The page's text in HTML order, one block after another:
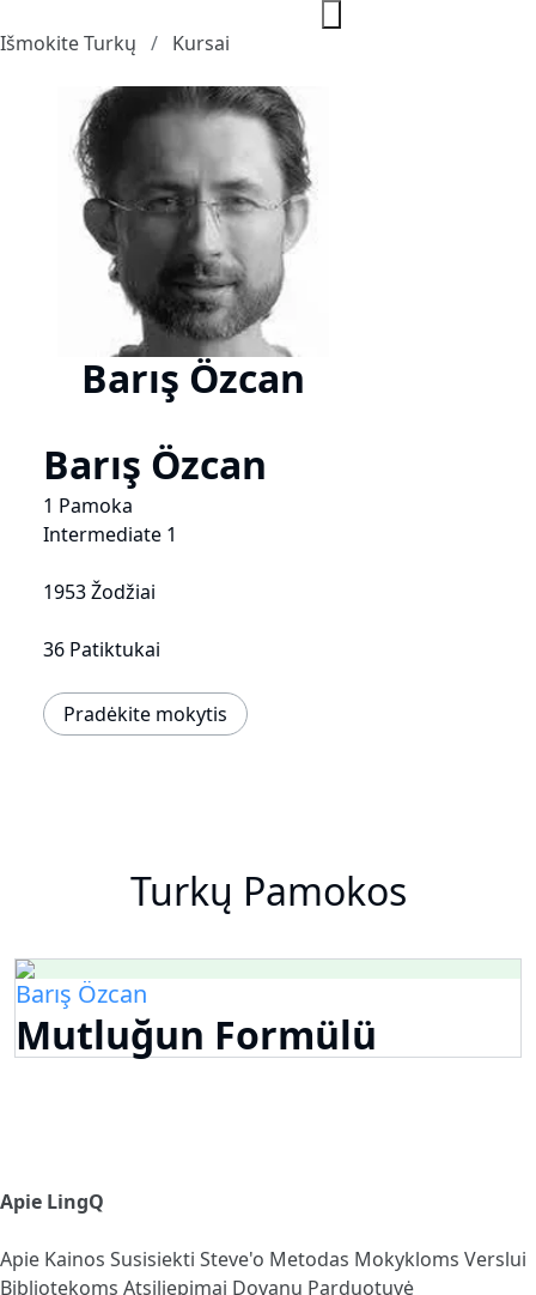
Išmokite Turkų Kursai
Barış Özcan
Barış Özcan
1 Pamoka
Intermediate 1
1953 Žodžiai
36 Patiktukai
Pradėkite mokytis
Turkų Pamokos
Barış Özcan
Mutluğun Formülü
Apie LingQ
Apie Kainos Susisiekti Steve'o Metodas Mokykloms Verslui
Bibliotekoms Atsiliepimai Dovanų Parduotuvė